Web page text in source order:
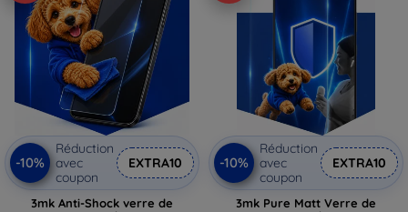
-10%
Réduction
avec
coupon
EXTRA10
3mk Anti-Shock verre de
-10%
Réduction
avec
coupon
EXTRA10
3mk Pure Matt Verre de